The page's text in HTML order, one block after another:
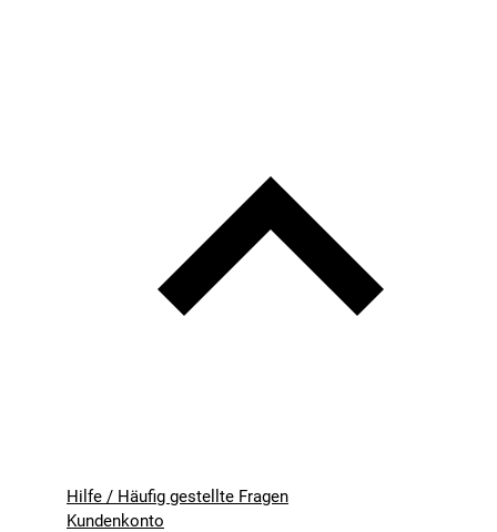
Hilfe / Häufig gestellte Fragen
Kundenkonto